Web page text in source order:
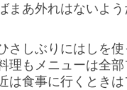
まあ外れはないよ
さしぶりにはしを
理もメニューは全
は食事に行くとき